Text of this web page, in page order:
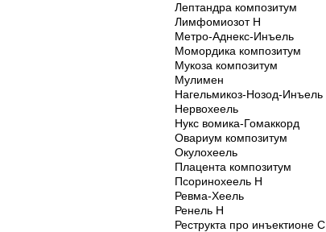
Лептандра композитум
Лимфомиозот Н
Метро-Аднекс-Инъель
Момордика композитум
Мукоза композитум
Мулимен
Нагельмикоз-Нозод-Инъель
Нервохеель
Нукс вомика-Гомаккорд
Овариум композитум
Окулохеель
Плацента композитум
Псоринохеель Н
Ревма-Хеель
Ренель Н
Реструкта про инъектионе С